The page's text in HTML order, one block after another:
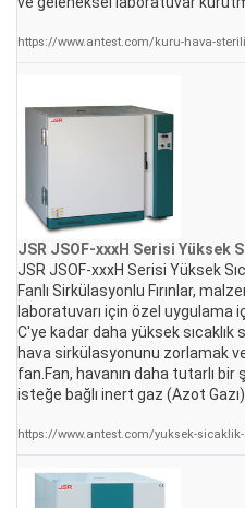
https://www.antest.com/kuru-hava-
JSR JSOF-xxxH Serisi Yüksek
JSR JSOF-xxxH Serisi Yüksek
Fanlı Sirkülasyonlu Fırınlar,
laboratuvarı için özel uygulama
C'ye kadar daha yüksek sıcaklık
hava sirkülasyonunu zorlamak
fan.Fan, havanın daha tutarlı bir
isteğe bağlı inert gaz (Azot
https://www.antest.com/yuksek-sicaklik-